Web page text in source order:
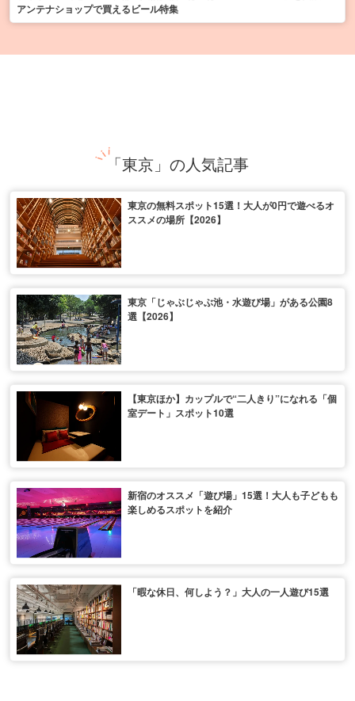
アンテナショップで買えるビール特集
「東京」の人気記事
東京の無料スポット15選！大人が0円で遊べるオ
ススメの場所【2026】
東京「じゃぶじゃぶ池・水遊び場」がある公園8
選【2026】
【東京ほか】カップルで“二人きり”になれる「個
室デート」スポット10選
新宿のオススメ「遊び場」15選！大人も子どもも
楽しめるスポットを紹介
「暇な休日、何しよう？」大人の一人遊び15選